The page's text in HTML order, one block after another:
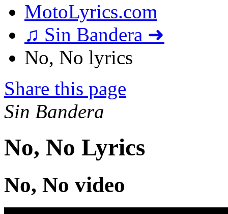
MotoLyrics.com
♫ Sin Bandera ➜
No, No lyrics
Share this page
Sin Bandera
No, No Lyrics
No, No video